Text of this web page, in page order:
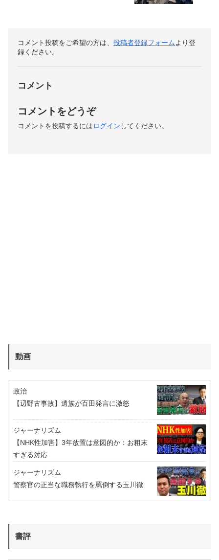
コメント投稿をご希望の方は、 投稿者登録フォームより登
録ください。
コメント
コメントをどうぞ
コメントを投稿するにはログイン してください。
動画
政治
【辺野古事故】遺族が百田発言に激怒
ジャーナリズム
【NHK性加害】3年放置は意図的か：お粗末
すぎる対応
ジャーナリズム
警察官の正当な職務執行を罵倒する玉川徹
書評